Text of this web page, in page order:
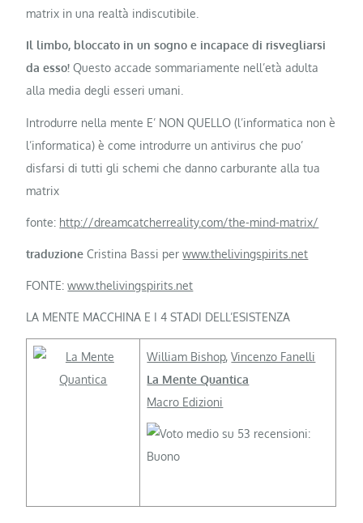
matrix in una realtà indiscutibile.
Il limbo, bloccato in un sogno e incapace di risvegliarsi
da esso! Questo accade sommariamente nell’età adulta
alla media degli esseri umani.
Introdurre nella mente E’ NON QUELLO (l’informatica non è
l’informatica) è come introdurre un antivirus che puo’
disfarsi di tutti gli schemi che danno carburante alla tua
matrix
fonte: http://dreamcatcherreality.com/the-mind-matrix/
traduzione Cristina Bassi perwww.thelivingspirits.net
FONTE:www.thelivingspirits.net
LA MENTE MACCHINA E I 4 STADI DELL’ESISTENZA
William Bishop,Vincenzo Fanelli
La Mente Quantica
Macro Edizioni